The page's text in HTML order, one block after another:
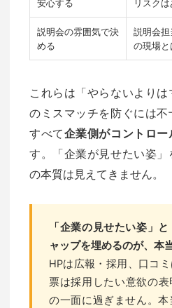
安心する
リスク
説明会の雰囲気で決
める
説明会
の現場と
これらは「やらないより
のミスマッチを防ぐには不
すべて企業側がコントロー
す。「企業が見せたい姿
の本質は見えてきません。
「企業の見せたい姿」
ャップを埋めるのが、本
HPは広報・採用、口コ
票は採用したい意欲の
の一面に過ぎません。本